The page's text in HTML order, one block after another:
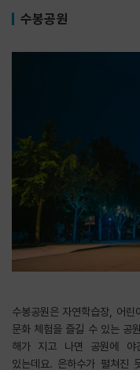
수봉공원
수봉공원은 자연학습장, 어
문화 체험을 즐길 수 있는 공
해가 지고 나면 공원에 야
있는데요. 은하수가 펼쳐진